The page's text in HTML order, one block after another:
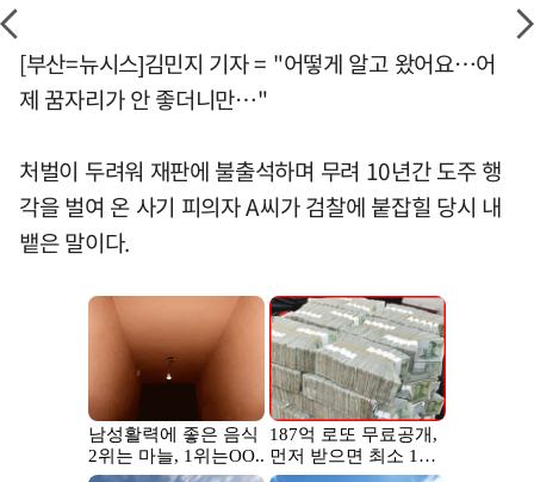
[부산=뉴시스]김민지 기자 = "어떻게 알고 왔어요…어
제 꿈자리가 안 좋더니만…"
처벌이 두려워 재판에 불출석하며 무려 10년간 도주 행
각을 벌여 온 사기 피의자 A씨가 검찰에 붙잡힐 당시 내
뱉은 말이다.